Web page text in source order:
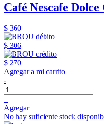
Café Nescafe
$ 360
$ 306
$ 270
Agregar a mi carrito
-
+
Agregar
No hay suficiente stock